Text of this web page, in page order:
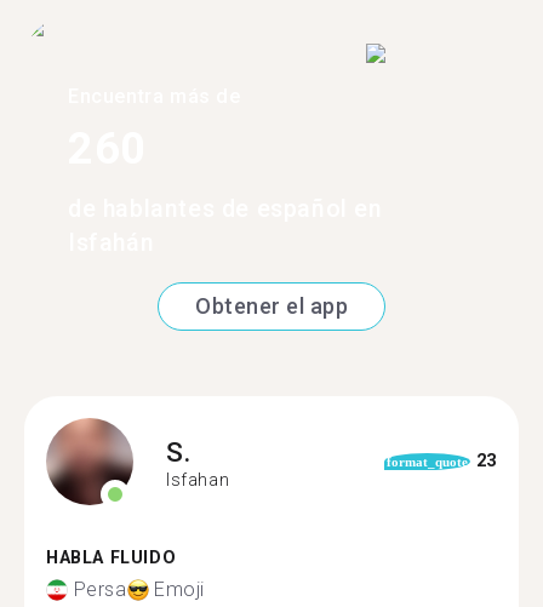
Obtener el app
S.
Isfahan
format_quote 23
HABLA FLUIDO
Persa Emoji